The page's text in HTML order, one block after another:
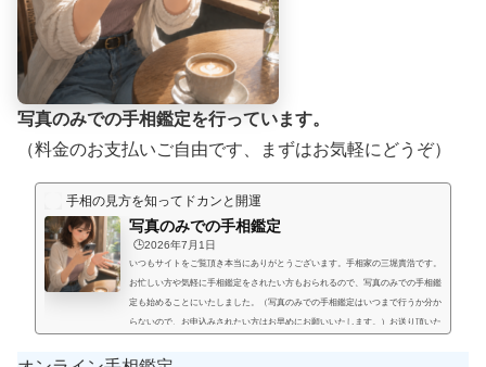
写真のみでの手相鑑定を行っています。
（料金のお支払いご自由です、まずはお気軽にどうぞ）
手相の見方を知ってドカンと開運
写真のみでの手相鑑定
🕒️2026年7月1日
いつもサイトをご覧頂き本当にありがとうございます。手相家の三堀貴浩です。
お忙しい方や気軽に手相鑑定をされたい方もおられるので、写真のみでの手相鑑
定も始めることにいたしました。（写真のみでの手相鑑定はいつまで行うか分か
らないので、お申込みされたい方はお早めにお願いいたします。）お送り頂いた
真のみでの手相鑑定では決まった料金と言うものは無く、お好きな金額を鑑定後